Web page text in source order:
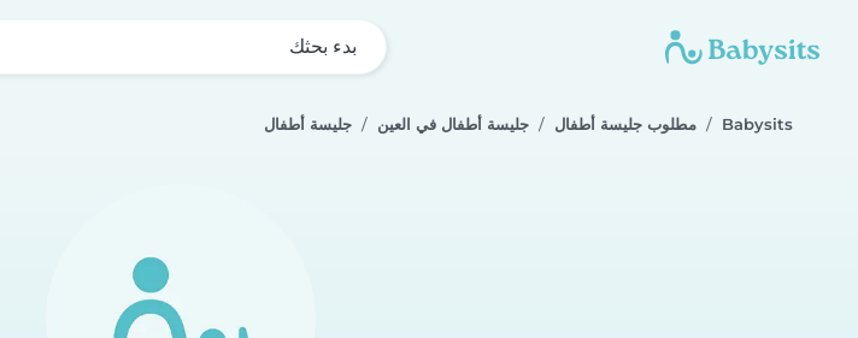
بدء بحثك
Babysits مطلوب جليسة أطفال جليسة أطفال في العين جليسة أطفال